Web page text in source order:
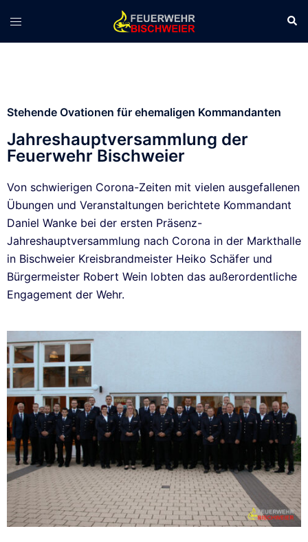
Stehende Ovationen für ehemaligen Kommandanten
Jahreshauptversammlung der
Feuerwehr Bischweier
Von schwierigen Corona-Zeiten mit vielen ausgefallenen
Übungen und Veranstaltungen berichtete Kommandant
Daniel Wanke bei der ersten Präsenz-
Jahreshauptversammlung nach Corona in der Markthalle
in Bischweier Kreisbrandmeister Heiko Schäfer und
Bürgermeister Robert Wein lobten das außerordentliche
Engagement der Wehr.